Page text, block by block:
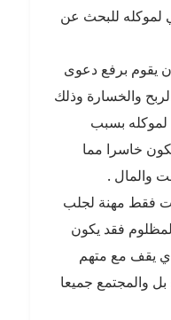
لموكله للبحث عن
يقوم برفع دعوى
والخسارة وذلك
بسبب
خاسرا مما
والمال .
فقط مهنة لجلب
فقد يكون
يقف مع متهم
بل والمجتمع جميعا